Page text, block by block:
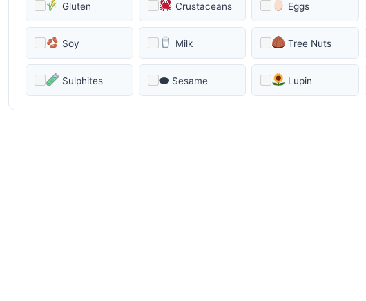
Gluten Crustaceans Eggs
Soy Milk Tree Nuts
Sulphites ⬬ Sesame Lupin